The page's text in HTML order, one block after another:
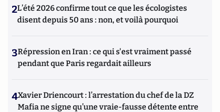
2L’été 2026 confirme tout ce que les écologistes
disent depuis 50 ans : non, et voilà pourquoi
3Répression en Iran : ce qui s'est vraiment passé
pendant que Paris regardait ailleurs
4Xavier Driencourt : l’arrestation du chef de la DZ
Mafia ne signe qu’une vraie-fausse détente entre